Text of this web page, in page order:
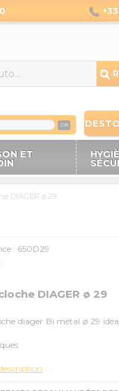
OK
ET
DIAGER ø 29
: 650D29
DIAGER ø 29
diager Bi métal ø 29